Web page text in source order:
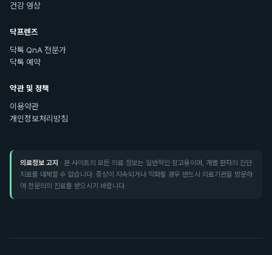
건강 영상
닥프렌즈
닥톡 QnA 전문가
닥톡 예약
약관 및 정책
이용약관
개인정보처리방침
의료정보 고지 · 본 사이트의 모든 의료 정보는 일반적인 참고용이며, 개별 환자의 진단·
치료를 대체할 수 없습니다. 증상이 지속되거나 악화될 경우 반드시 의료기관을 방문하
여 전문의의 진료를 받으시기 바랍니다.